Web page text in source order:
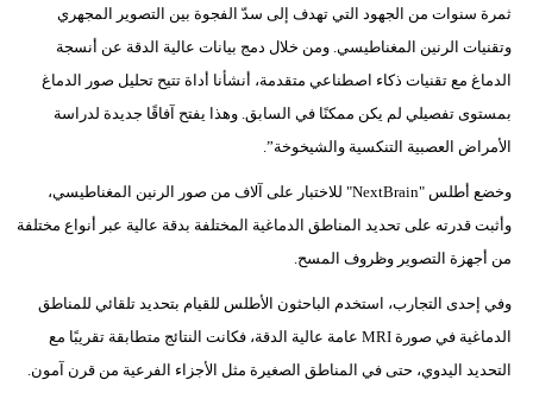
ثمرة سنوات من الجهود التي تهدف إلى سدّ الفجوة بين التصوير المجهري
وتقنيات الرنين المغناطيسي. ومن خلال دمج بيانات عالية الدقة عن أنسجة
الدماغ مع تقنيات ذكاء اصطناعي متقدمة، أنشأنا أداة تتيح تحليل صور الدماغ
بمستوى تفصيلي لم يكن ممكنًا في السابق. وهذا يفتح آفاقًا جديدة لدراسة
الأمراض العصبية التنكسية والشيخوخة”.
وخضع أطلس "NextBrain" للاختبار على آلاف من صور الرنين المغناطيسي،
وأثبت قدرته على تحديد المناطق الدماغية المختلفة بدقة عالية عبر أنواع مختلفة
من أجهزة التصوير وظروف المسح.
وفي إحدى التجارب، استخدم الباحثون الأطلس للقيام بتحديد تلقائي للمناطق
الدماغية في صورة MRI عامة عالية الدقة، فكانت النتائج متطابقة تقريبًا مع
التحديد اليدوي، حتى في المناطق الصغيرة مثل الأجزاء الفرعية من قرن آمون.